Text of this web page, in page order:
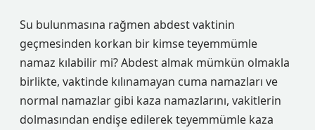
Su bulunmasına rağmen abdest vaktinin
geçmesinden korkan bir kimse teyemmümle
namaz kılabilir mi? Abdest almak mümkün olmakla
birlikte, vaktinde kılınamayan cuma namazları ve
normal namazlar gibi kaza namazlarını, vakitlerin
dolmasından endişe edilerek teyemmümle kaza